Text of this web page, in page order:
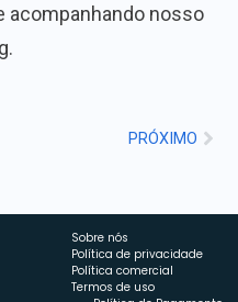
acompanhando nosso
PRÓXIMO
Sobre nós
Política de privacidade
Política comercial
Termos de uso